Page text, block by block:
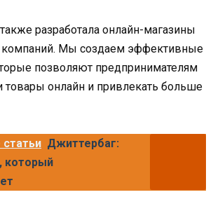
разработала онлайн-магазины
компаний. Мы создаем эффективные
позволяют предпринимателям
товары онлайн и привлекать больше
Джиттербаг:
который